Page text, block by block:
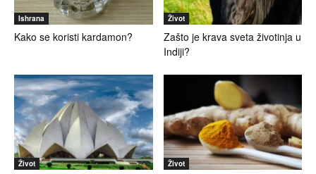
Ishrana
Kako se koristi kardamon?
Život
Zašto je krava sveta životinja u
Indiji?
Život Život